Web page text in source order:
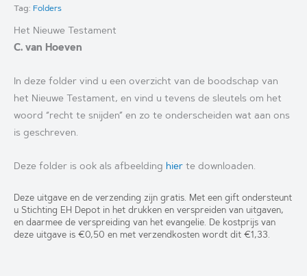
Heilige
Schrift
aantal
Tag: Folders
Het Nieuwe Testament
C. van Hoeven
In deze folder vind u een overzicht van de boodschap van
het Nieuwe Testament, en vind u tevens de sleutels om het
woord “recht te snijden” en zo te onderscheiden wat aan ons
is geschreven.
Deze folder is ook als afbeelding hier te downloaden.
Deze uitgave en de verzending zijn gratis. Met een gift ondersteunt
u Stichting EH Depot in het drukken en verspreiden van uitgaven,
en daarmee de verspreiding van het evangelie. De kostprijs van
deze uitgave is €0,50 en met verzendkosten wordt dit €1,33.